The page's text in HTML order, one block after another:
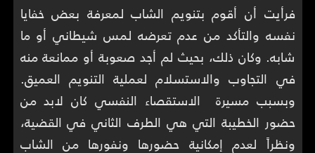
فرأيت أن أقوم بتنويم الشاب لمعرفة بعض خفايا
نفسه والتأكد من عدم تعرضه لمس شيطاني أو ما
شابه. وكان ذلك، بحيث لم أجد صعوبة أو ممانعة منه
في التجاوب والاستسلام لعملية التنويم العميق.
وبسبب مسيرة الاستقصاء النفسي كان لابد من
حضور الخطيبة التي هي الطرف الثاني في القضية،
ونظراً لعدم إمكانية حضورها ونفورها من الشاب